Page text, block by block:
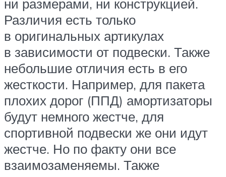
ни размерами, ни конструкцией.
Различия есть только
в оригинальных артикулах
в зависимости от подвески. Также
небольшие отличия есть в его
жесткости. Например, для пакета
плохих дорог (ППД) амортизаторы
будут немного жестче, для
спортивной подвески же они идут
жестче. Но по факту они все
взаимозаменяемы. Также